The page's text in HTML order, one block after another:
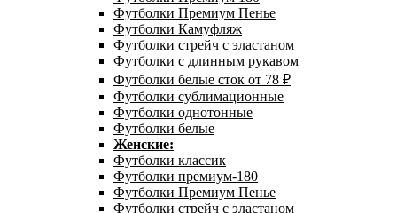
Футболки Премиум Пенье
Футболки Камуфляж
Футболки стрейч с эластаном
Футболки с длинным рукавом
Футболки белые сток от 78 ₽
Футболки сублимационные
Футболки однотонные
Футболки белые
Женские:
Футболки классик
Футболки премиум-180
Футболки Премиум Пенье
Футболки стрейч с эластаном